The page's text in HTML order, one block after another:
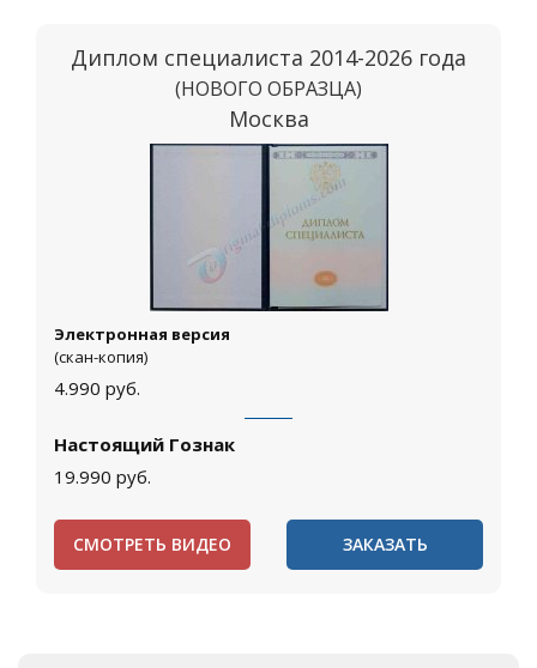
Диплом специалиста 2014-2026 года
(НОВОГО ОБРАЗЦА)
Москва
Электронная версия
(скан-копия)
4.990 руб.
Настоящий Гознак
19.990 руб.
СМОТРЕТЬ ВИДЕО ЗАКАЗАТЬ